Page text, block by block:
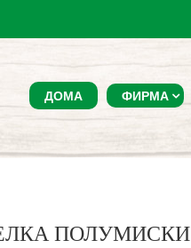
ДОМА ФИРМА
ПОЛУМИСКИ